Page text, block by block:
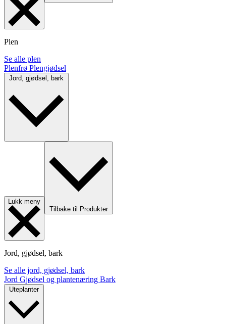
Plen
Se alle plen
Plenfrø Plengjødsel
Lukk meny
Tilbake til Produkter
Jord, gjødsel, bark
Se alle jord, gjødsel, bark
Jord Gjødsel og plantenæring Bark
Uteplanter